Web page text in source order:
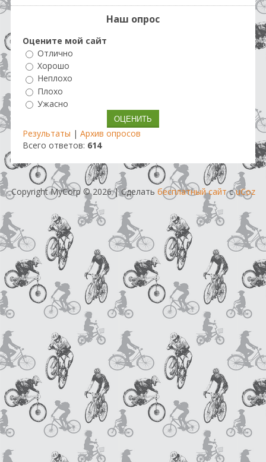
Наш опрос
Оцените мой сайт
Отлично
Хорошо
Неплохо
Плохо
Ужасно
Результаты | Архив опросов
Всего ответов: 614
Copyright MyCorp © 2026|Сделать бесплатный сайтсuCoz